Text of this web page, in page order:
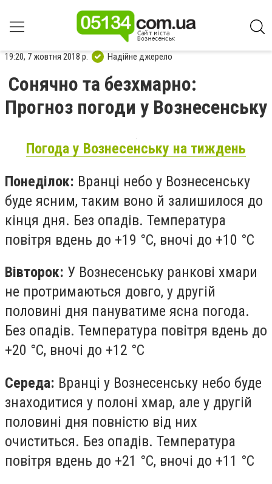
19:20, 7 жовтня 2018 р. Надійне джерело
Сонячно та безхмарно:
Прогноз погоди у Вознесенську
Погода у Вознесенську на тиждень
Понеділок: Вранці небо у Вознесенську
буде ясним, таким воно й залишилося до
кінця дня. Без опадів. Температура
повітря вдень до +19 °С, вночі до +10 °С
Вівторок: У Вознесенську ранкові хмари
не протримаються довго, у другій
половині дня пануватиме ясна погода.
Без опадів. Температура повітря вдень до
+20 °С, вночі до +12 °С
Середа: Вранці у Вознесенську небо буде
знаходитися у полоні хмар, але у другій
половині дня повністю від них
очиститься. Без опадів. Температура
повітря вдень до +21 °С, вночі до +11 °С